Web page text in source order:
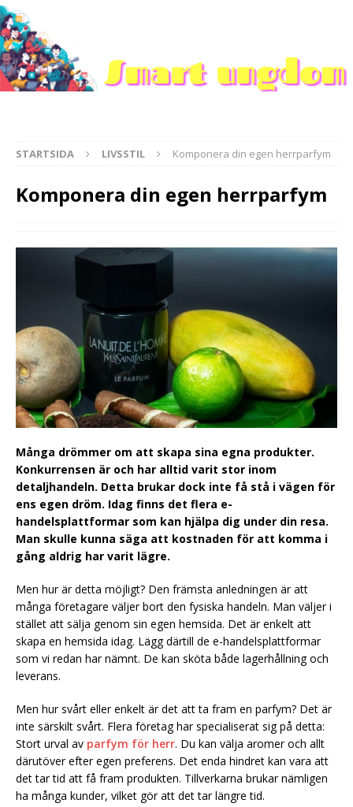
STARTSIDA LIVSSTIL Komponera din egen herrparfym
Komponera din egen herrparfym
Många drömmer om att skapa sina egna produkter.
Konkurrensen är och har alltid varit stor inom
detaljhandeln. Detta brukar dock inte få stå i vägen för
ens egen dröm. Idag finns det flera e-
handelsplattformar som kan hjälpa dig under din resa.
Man skulle kunna säga att kostnaden för att komma i
gång aldrig har varit lägre.
Men hur är detta möjligt? Den främsta anledningen är att
många företagare väljer bort den fysiska handeln. Man väljer i
stället att sälja genom sin egen hemsida. Det är enkelt att
skapa en hemsida idag. Lägg därtill de e-handelsplattformar
som vi redan har nämnt. De kan sköta både lagerhållning och
leverans.
Men hur svårt eller enkelt är det att ta fram en parfym? Det är
inte särskilt svårt. Flera företag har specialiserat sig på detta:
Stort urval av parfym för herr. Du kan välja aromer och allt
därutöver efter egen preferens. Det enda hindret kan vara att
det tar tid att få fram produkten. Tillverkarna brukar nämligen
ha många kunder, vilket gör att det tar längre tid.